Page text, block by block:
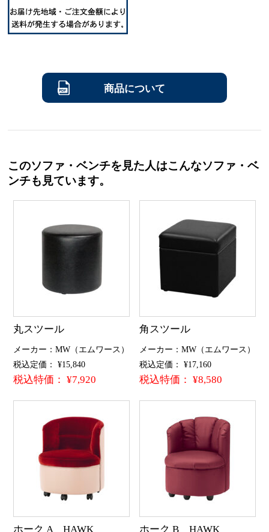
商品について
このソファ・ベンチを見た人はこんなソファ・ベ
ンチも見ています。
丸スツール
メーカー：MW（エムワース）
税込定価： ¥15,840
税込特価： ¥7,920
角スツール
メーカー：MW（エムワース）
税込定価： ¥17,160
税込特価： ¥8,580
ホーク A HAWK ホーク B HAWK